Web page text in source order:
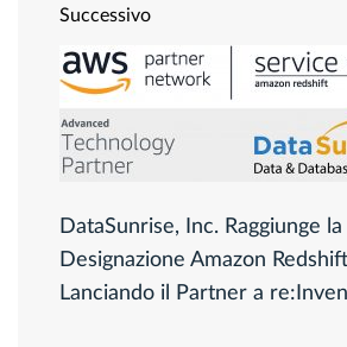
Successivo
DataSunrise, Inc. Raggiunge la
Designazione Amazon
Lanciando il Partner a